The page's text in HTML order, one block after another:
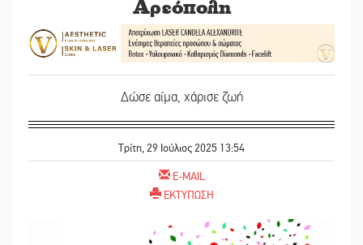
Αρεόπολη
Δώσε αίμα, χάρισε ζωή
Τρίτη, 29 Ιούλιος 2025 13:54
E-MAIL
ΕΚΤΥΠΩΣΗ